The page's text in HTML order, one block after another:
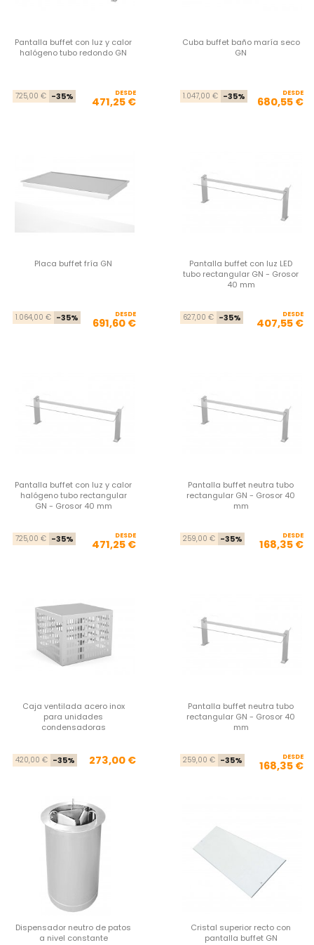
Pantalla buffet con luz y calor
halógeno tubo redondo GN
Precio base
725,00 € -35% Precio
DESDE
471,25 €
Cuba buffet baño maría seco
GN
1.047,00 € -35% DESDE
680,55 €
Placa buffet fría GN
Precio base
1.064,00 € -35% Precio
DESDE
691,60 €
Pantalla buffet con luz LED
tubo rectangular GN - Grosor
40 mm
627,00 € -35% DESDE
407,55 €
Pantalla buffet con luz y calor
halógeno tubo rectangular
GN - Grosor 40 mm
Precio base
725,00 € -35% Precio
DESDE
471,25 €
Pantalla buffet neutra tubo
rectangular GN - Grosor 40
mm
259,00 € -35% DESDE
168,35 €
Caja ventilada acero inox
para unidades
condensadoras
Precio base
420,00 € -35% Precio
273,00 €
Pantalla buffet neutra tubo
rectangular GN - Grosor 40
mm
259,00 € -35% DESDE
168,35 €
Dispensador neutro de patos
a nivel constante
Cristal superior recto con
pantalla buffet GN